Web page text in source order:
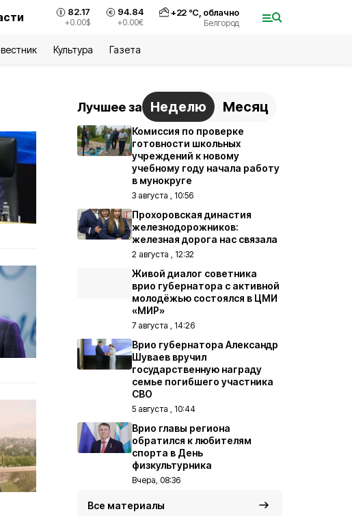
82.17
+0.00$
94.84
+0.00€
+22°С, облачно
Белгород
Культура Газета
Лучшее за Неделю Месяц
Комиссия по проверке
готовности школьных
учреждений к новому
учебному году начала работу
в мунокруге
3 августа , 10:56
Прохоровская династия
железнодорожников:
железная дорога нас связала
2 августа , 12:32
Живой диалог советника
врио губернатора с активной
молодёжью состоялся в ЦМИ
«МИР»
7 августа , 14:26
Врио губернатора Александр
Шуваев вручил
государственную награду
семье погибшего участника
СВО
5 августа , 10:44
Врио главы региона
обратился к любителям
спорта в День
физкультурника
Вчера, 08:36
Все материалы